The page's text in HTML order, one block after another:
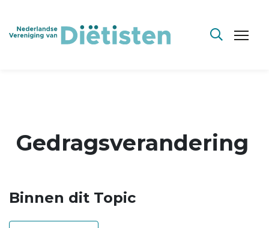
Gedragsverandering
Binnen dit Topic